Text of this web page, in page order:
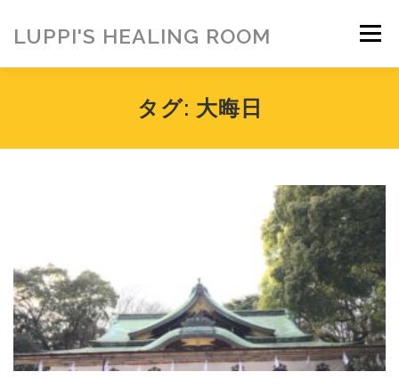
ッ
LUPPI'S HEALING ROOM メニュー
MENU お客様の声
ご寄付のお願い
タグ: 大晦日